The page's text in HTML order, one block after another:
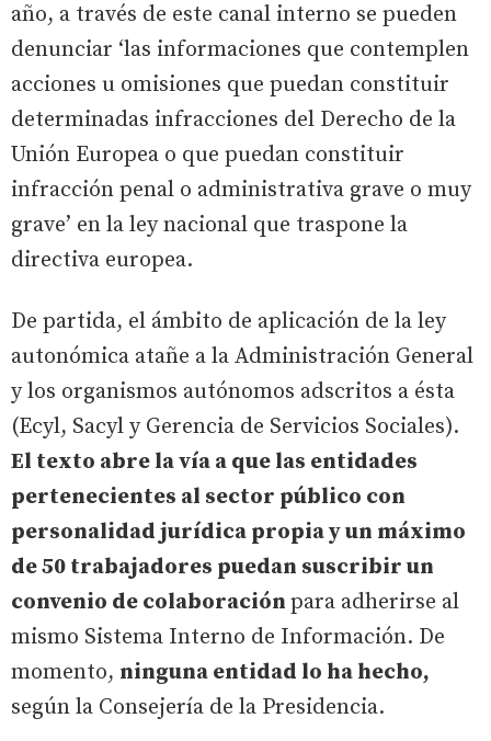
año, a través de este canal interno se pueden
denunciar ‘las informaciones que contemplen
acciones u omisiones que puedan constituir
determinadas infracciones del Derecho de la
Unión Europea o que puedan constituir
infracción penal o administrativa grave o muy
grave’ en la ley nacional que traspone la
directiva europea.
De partida, el ámbito de aplicación de la ley
autonómica atañe a la Administración General
y los organismos autónomos adscritos a ésta
(Ecyl, Sacyl y Gerencia de Servicios Sociales).
El texto abre la vía a que las entidades
pertenecientes al sector público con
personalidad jurídica propia y un máximo
de 50 trabajadores puedan suscribir un
convenio de colaboración para adherirse al
mismo Sistema Interno de Información. De
momento, ninguna entidad lo ha hecho,
según la Consejería de la Presidencia.